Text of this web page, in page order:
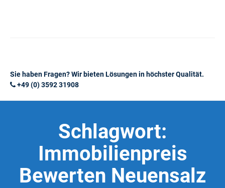
Sie haben Fragen? Wir bieten Lösungen in höchster Qualität.
+49 (0) 3592 31908
Schlagwort:
Immobilienpreis
Bewerten Neuensalz